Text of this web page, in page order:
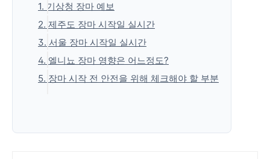
1. 기상청 장마 예보
2. 제주도 장마 시작일 실시간
3. 서울 장마 시작일 실시간
4. 엘니뇨 장마 영향은 어느정도?
5. 장마 시작 전 안전을 위해 체크해야 할 부분